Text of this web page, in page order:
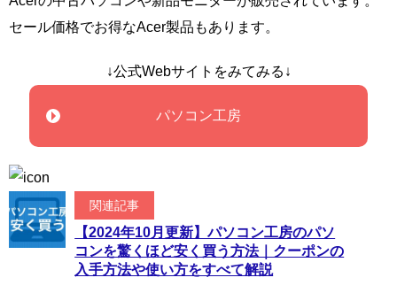
セール価格でお得なAcer製品もあります。
↓公式Webサイトをみてみる↓
パソコン工房
関連記事
【2024年10月更新】パソコン工房のパソ
コンを驚くほど安く買う方法｜クーポンの
入手方法や使い方をすべて解説